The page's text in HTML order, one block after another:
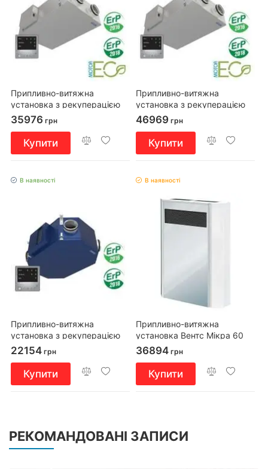
Припливно-витяжна
установка з рекуперацією
тепла ВЕНТС ВУТ2 200 П
35976 грн
Купити
Припливно-витяжна
установка з рекуперацією
тепла ВЕНТС ВУЕ2 250 П ЕС
46969 грн
Купити
В наявності
Припливно-витяжна
установка з рекуперацією
тепла ВЕНТС ВУЕ2 250 ПУ
22154 грн
Купити
В наявності
Припливно-витяжна
установка Вентс Мікра 60
36894 грн
Купити
РЕКОМАНДОВАНІ ЗАПИСИ